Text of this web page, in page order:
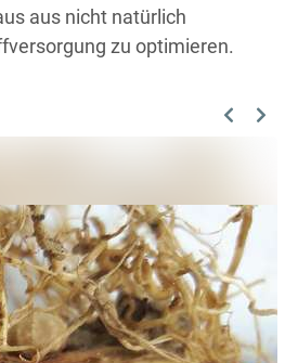
aus nicht natürlich
zu optimieren.
Previous
Next